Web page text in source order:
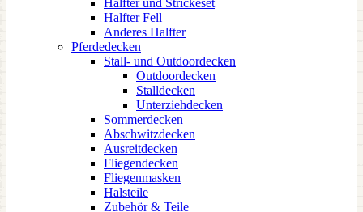
Halfter Fell
Anderes Halfter
Pferdedecken
Stall- und Outdoordecken
Outdoordecken
Stalldecken
Unterziehdecken
Sommerdecken
Abschwitzdecken
Ausreitdecken
Fliegendecken
Fliegenmasken
Halsteile
Zubehör & Teile